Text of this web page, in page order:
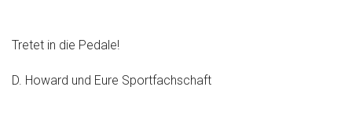
Tretet in die Pedale!
D. Howard und Eure Sportfachschaft